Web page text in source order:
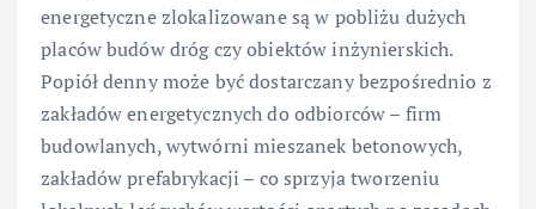
energetyczne zlokalizowane są w pobliżu dużych
placów budów dróg czy obiektów inżynierskich.
Popiół denny może być dostarczany bezpośrednio z
zakładów energetycznych do odbiorców – firm
budowlanych, wytwórni mieszanek betonowych,
zakładów prefabrykacji – co sprzyja tworzeniu